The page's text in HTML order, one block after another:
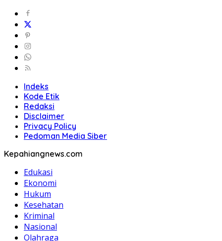
Indeks
Kode Etik
Redaksi
Disclaimer
Privacy Policy
Pedoman Media Siber
Kepahiangnews.com
Edukasi
Ekonomi
Hukum
Kesehatan
Kriminal
Nasional
Olahraga